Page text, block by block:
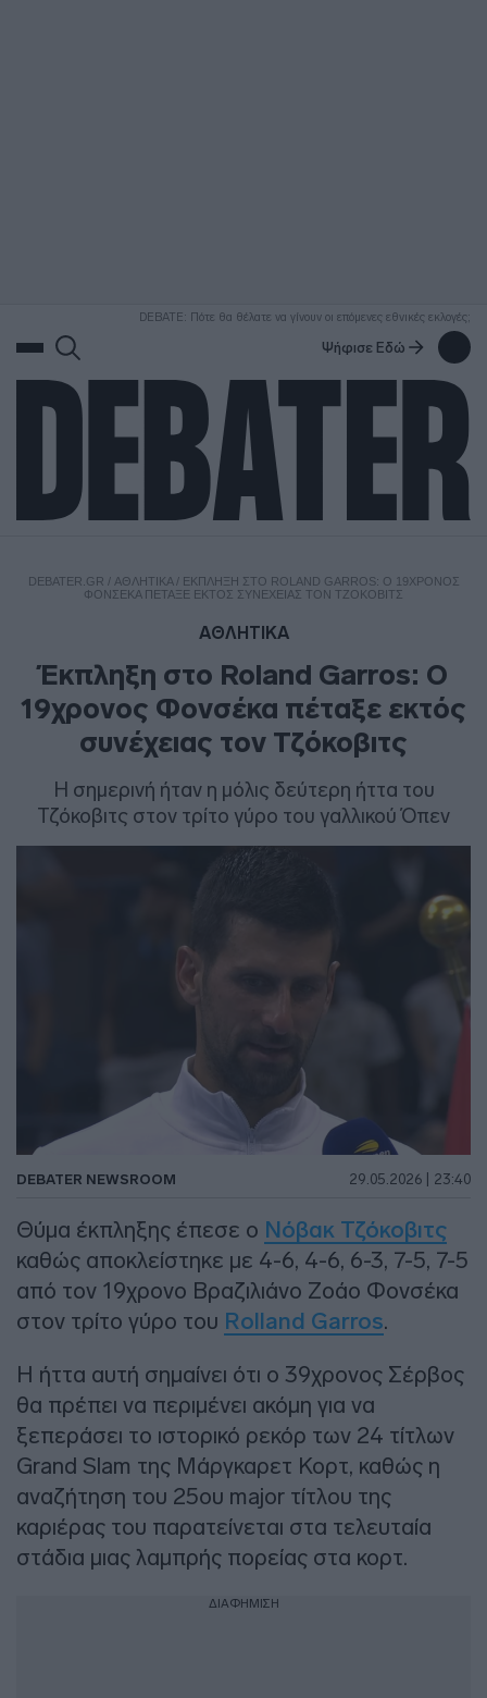
DEBATE: Πότε θα θέλατε να γίνουν οι επόμενες εθνικές εκλογές;
Ψήφισε Εδώ
DEBATER.GR / ΑΘΛΗΤΙΚΑ/ ΈΚΠΛΗΞΗ ΣΤΟ ROLAND GARROS: Ο 19ΧΡΟΝΟΣ
ΦΟΝΣΈΚΑ ΠΈΤΑΞΕ ΕΚΤΌΣ ΣΥΝΈΧΕΙΑΣ ΤΟΝ ΤΖΌΚΟΒΙΤΣ
ΑΘΛΗΤΙΚΑ
Έκπληξη στο Roland Garros: Ο
19χρονος Φονσέκα πέταξε εκτός
συνέχειας τον Τζόκοβιτς
Η σημερινή ήταν η μόλις δεύτερη ήττα του
Τζόκοβιτς στον τρίτο γύρο του γαλλικού Όπεν
DEBATER NEWSROOM 29.05.2026 | 23:40
Θύμα έκπληξης έπεσε ο Νόβακ Τζόκοβιτς
καθώς αποκλείστηκε με 4-6, 4-6, 6-3, 7-5, 7-5
από τον 19χρονο Βραζιλιάνο Ζοάο Φονσέκα
στον τρίτο γύρο του Rolland Garros.
Η ήττα αυτή σημαίνει ότι ο 39χρονος Σέρβος
θα πρέπει να περιμένει ακόμη για να
ξεπεράσει το ιστορικό ρεκόρ των 24 τίτλων
Grand Slam της Μάργκαρετ Κορτ, καθώς η
αναζήτηση του 25ου major τίτλου της
καριέρας του παρατείνεται στα τελευταία
στάδια μιας λαμπρής πορείας στα κορτ.
ΔΙΑΦΗΜΙΣΗ